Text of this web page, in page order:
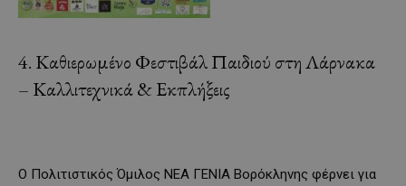
4. Καθιερωμένο Φεστιβάλ Παιδιού στη Λάρνακα
– Καλλιτεχνικά & Εκπλήξεις
Ο Πολιτιστικός Όμιλος ΝΕΑ ΓΕΝΙΑ Βορόκληνης φέρνει για